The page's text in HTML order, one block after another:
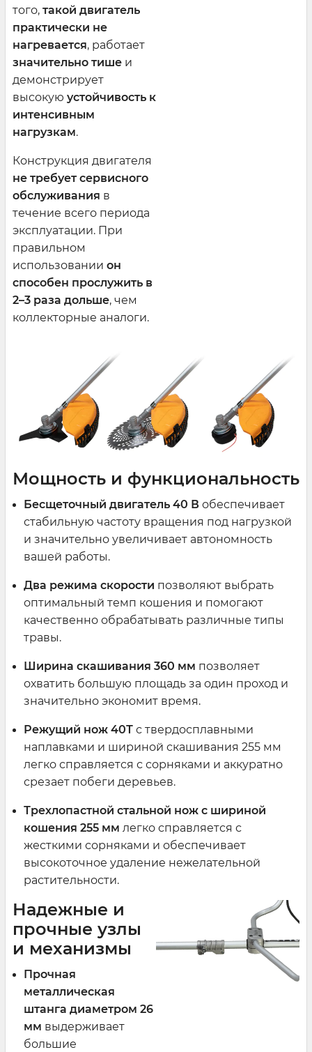
того, такой двигатель
практически не
нагревается, работает
значительно тише и
демонстрирует
высокую устойчивость к
интенсивным
нагрузкам.
Конструкция двигателя
не требует сервисного
обслуживания в
течение всего периода
эксплуатации. При
правильном
использовании он
способен прослужить в
2–3 раза дольше, чем
коллекторные аналоги.
Мощность и функциональность
Бесщеточный двигатель 40 В обеспечивает
стабильную частоту вращения под нагрузкой
и значительно увеличивает автономность
вашей работы.
Два режима скорости позволяют выбрать
оптимальный темп кошения и помогают
качественно обрабатывать различные типы
травы.
Ширина скашивания 360 мм позволяет
охватить большую площадь за один проход и
значительно экономит время.
Режущий нож 40Т с твердосплавными
наплавками и шириной скашивания 255 мм
легко справляется с сорняками и аккуратно
срезает побеги деревьев.
Трехлопастной стальной нож с шириной
кошения 255 мм легко справляется с
жесткими сорняками и обеспечивает
высокоточное удаление нежелательной
растительности.
Надежные и
прочные узлы
и механизмы
Прочная
металлическая
штанга диаметром 26
мм выдерживает
большие